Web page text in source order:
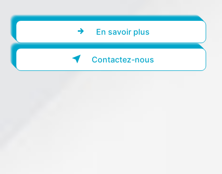
En savoir plus
Contactez-nous